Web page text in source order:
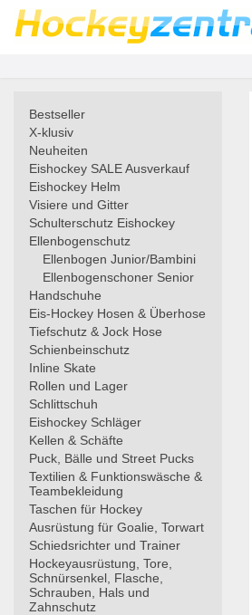
Bestseller
X-klusiv
Neuheiten
Eishockey SALE Ausverkauf
Eishockey Helm
Visiere und Gitter
Schulterschutz Eishockey
Ellenbogenschutz
Ellenbogen Junior/Bambini
Ellenbogenschoner Senior
Handschuhe
Eis-Hockey Hosen & Überhose
Tiefschutz & Jock Hose
Schienbeinschutz
Inline Skate
Rollen und Lager
Schlittschuh
Eishockey Schläger
Kellen & Schäfte
Puck, Bälle und Street Pucks
Textilien & Funktionswäsche &
Teambekleidung
Taschen für Hockey
Ausrüstung für Goalie, Torwart
Schiedsrichter und Trainer
Hockeyausrüstung, Tore,
Schnürsenkel, Flasche,
Schrauben, Hals und
Zahnschutz